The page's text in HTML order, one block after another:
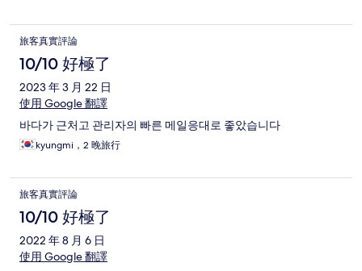
旅客真實評論
10/10 好極了
2023 年 3 月 22 日
使用 Google 翻譯
바다가 근처고 관리자의 빠른 메일응대로 좋았습니다
kyungmi，2 晚旅行
旅客真實評論
10/10 好極了
2022 年 8 月 6 日
使用 Google 翻譯